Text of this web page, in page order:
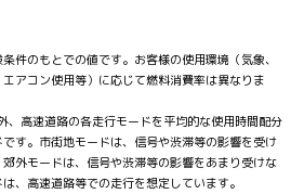
件のもとでの値です。お客様の使用環境（気象、
アコン使用等）に応じて燃料消費率は異なりま
、高速道路の各走行モードを平均的な使用時間配分
す。市街地モードは、信号や渋滞等の影響を受け
外モードは、信号や渋滞等の影響をあまり受けな
、高速道路等での走行を想定しています。